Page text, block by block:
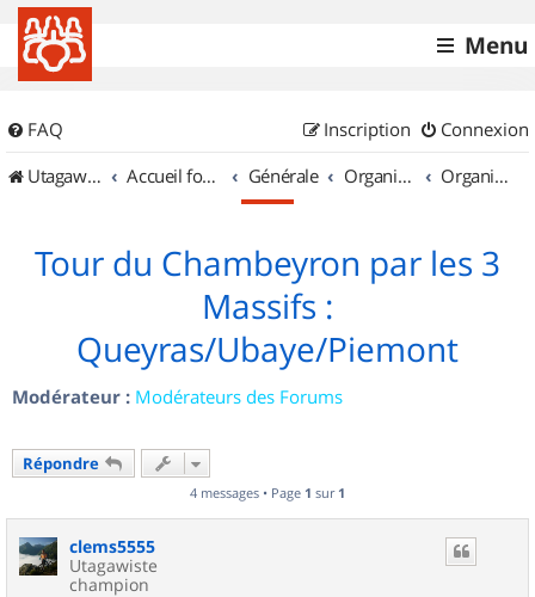
Menu
FAQ Connexion
Inscription
UtagawaVTT (Randos VTT et VTTAE avec traces GPS)
Accueil forum Générale Organisation de sorties & Recherche de partenaires Organisation de sorties en région Provence Alpes Côte d'Azur
Tour du Chambeyron par les 3
Massifs :
Queyras/Ubaye/Piemont
Modérateur : Modérateurs des Forums
Répondre
4 messages • Page 1 sur 1
clems5555
Utagawiste
champion